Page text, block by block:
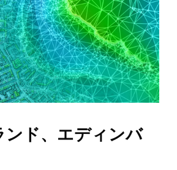
ンド、エディンバ